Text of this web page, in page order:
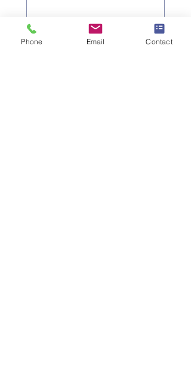
Numéro de téléphone
Phone Email Contact